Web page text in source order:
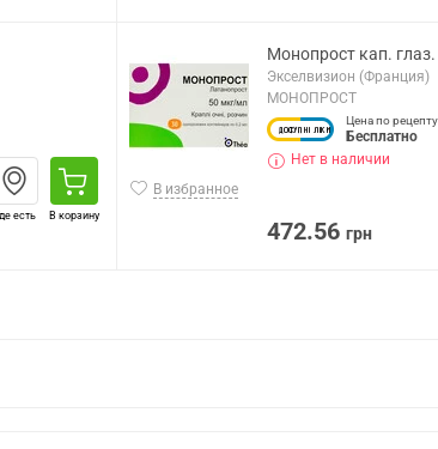
есть В корзину
В избранное
Монопрост кап.
Экселвизион (Франция)
МОНОПРОСТ
Цена по
Бесплатно
Нет в наличии
472.56 грн